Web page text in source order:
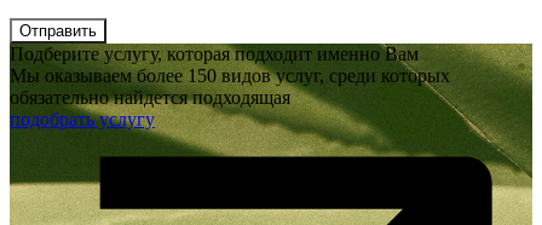
Отправить
Подберите услугу, которая подходит именно Вам
Мы оказываем более 150 видов услуг, среди которых
обязательно найдется подходящая
подобрать услугу